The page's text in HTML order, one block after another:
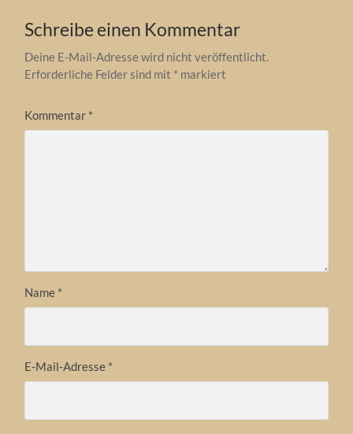
Schreibe einen Kommentar
Deine E-Mail-Adresse wird nicht veröffentlicht.
Erforderliche Felder sind mit * markiert
Kommentar *
Name *
E-Mail-Adresse *